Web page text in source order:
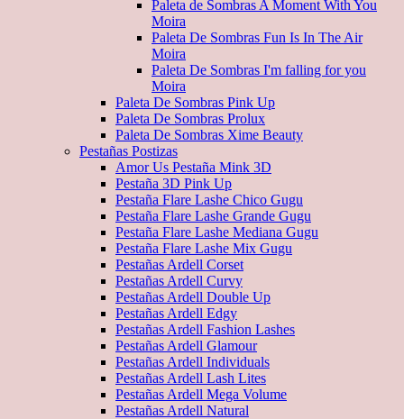
Paleta de Sombras A Moment With You
Moira
Paleta De Sombras Fun Is In The Air
Moira
Paleta De Sombras I'm falling for you
Moira
Paleta De Sombras Pink Up
Paleta De Sombras Prolux
Paleta De Sombras Xime Beauty
Pestañas Postizas
Amor Us Pestaña Mink 3D
Pestaña 3D Pink Up
Pestaña Flare Lashe Chico Gugu
Pestaña Flare Lashe Grande Gugu
Pestaña Flare Lashe Mediana Gugu
Pestaña Flare Lashe Mix Gugu
Pestañas Ardell Corset
Pestañas Ardell Curvy
Pestañas Ardell Double Up
Pestañas Ardell Edgy
Pestañas Ardell Fashion Lashes
Pestañas Ardell Glamour
Pestañas Ardell Individuals
Pestañas Ardell Lash Lites
Pestañas Ardell Mega Volume
Pestañas Ardell Natural